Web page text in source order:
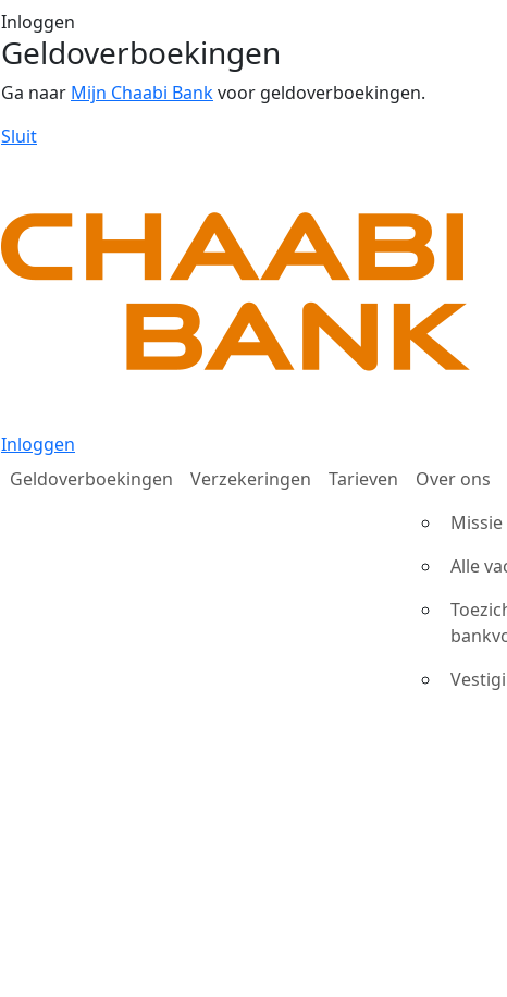
Inloggen
Geldoverboekingen
Ga naar Mijn Chaabi Bankvoor geldoverboekingen.
Sluit
Inloggen
Geldoverboekingen
Verzekeringen Tarieven
Over ons
Alle